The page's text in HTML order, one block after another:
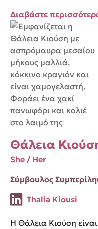
Διαβάστε
Θάλεια
She / Her
Σύμβουλος
Thalia Kiousi
Η Θάλεια Κιούση